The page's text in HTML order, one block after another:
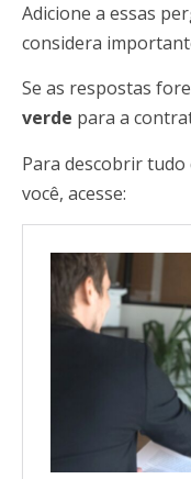
Adicione a essas
considera
Se as respostas
verde para a
Para descobrir
você, acesse: